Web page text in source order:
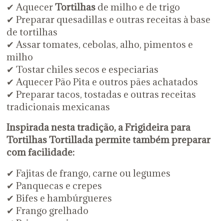
✔ AquecerTortilhasde milho e de trigo
✔ Preparar quesadillas e outras receitas à base
de tortilhas
✔ Assar tomates, cebolas, alho, pimentos e
milho
✔ Tostar chiles secos e especiarias
✔ Aquecer Pão Pita e outros pães achatados
✔ Preparar tacos, tostadas e outras receitas
tradicionais mexicanas
Inspirada nesta tradição, a Frigideira para
Tortilhas Tortillada permite também preparar
com facilidade:
✔ Fajitas de frango, carne ou legumes
✔ Panquecas e crepes
✔ Bifes e hambúrgueres
✔ Frango grelhado